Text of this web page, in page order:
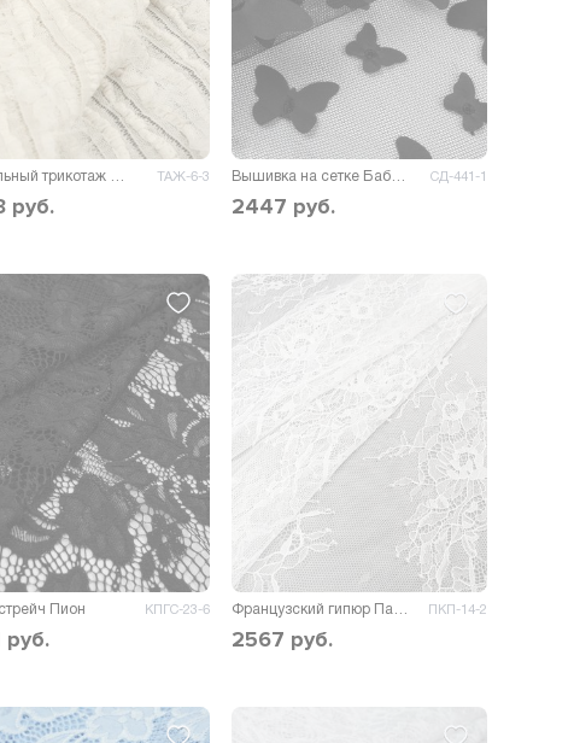
ТАЖ-6-3
руб.
Вышивка на сетке Бабочки СД-441-1
2447 руб.
Пион КПГС-23-6
руб.
ПКП-14-2
2567 руб.